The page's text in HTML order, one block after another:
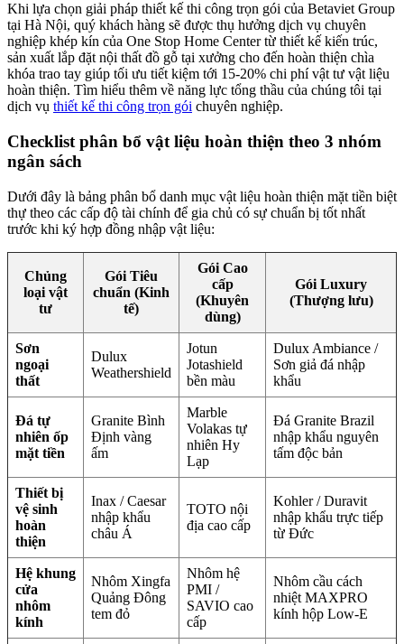
Khi lựa chọn giải pháp thiết kế thi công trọn gói của Betaviet Group
tại Hà Nội, quý khách hàng sẽ được thụ hưởng dịch vụ chuyên
nghiệp khép kín của One Stop Home Center từ thiết kế kiến trúc,
sản xuất lắp đặt nội thất đồ gỗ tại xưởng cho đến hoàn thiện chìa
khóa trao tay giúp tối ưu tiết kiệm tới 15-20% chi phí vật tư vật liệu
hoàn thiện. Tìm hiểu thêm về năng lực tổng thầu của chúng tôi tại
dịch vụ thiết kế thi công trọn gói chuyên nghiệp.
Checklist phân bổ vật liệu hoàn thiện theo 3 nhóm
ngân sách
Dưới đây là bảng phân bổ danh mục vật liệu hoàn thiện mặt tiền biệt
thự theo các cấp độ tài chính để gia chủ có sự chuẩn bị tốt nhất
trước khi ký hợp đồng nhập vật liệu:
Chủng
loại vật
tư
Gói Tiêu
chuẩn (Kinh
tế)
Gói Cao
cấp
(Khuyên
dùng)
Gói Luxury
(Thượng lưu)
Sơn
ngoại
thất
Dulux
Weathershield
Jotun
Jotashield
bền màu
Dulux Ambiance /
Sơn giả đá nhập
khẩu
Đá tự
nhiên ốp
mặt tiền
Granite Bình
Định vàng
ấm
Marble
Volakas tự
nhiên Hy
Lạp
Đá Granite Brazil
nhập khẩu nguyên
tấm độc bản
Thiết bị
vệ sinh
hoàn
thiện
Inax / Caesar
nhập khẩu
châu Á
TOTO nội
địa cao cấp
Kohler / Duravit
nhập khẩu trực tiếp
từ Đức
Hệ khung
cửa
nhôm
kính
Nhôm Xingfa
Quảng Đông
tem đỏ
Nhôm hệ
PMI /
SAVIO cao
cấp
Nhôm cầu cách
nhiệt MAXPRO
kính hộp Low-E